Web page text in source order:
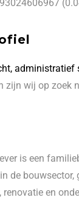
administratief
zijn wij op zoek
is een
de bouwsector,
renovatie en